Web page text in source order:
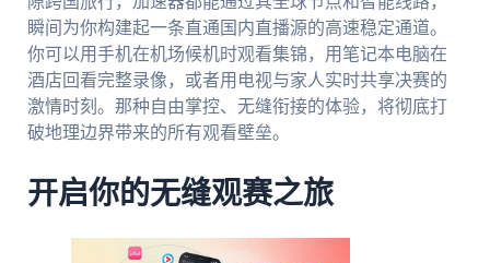
瞬间为你构建起一条直通国内直播源的高速稳定通道。
你可以用手机在机场候机时观看集锦，用笔记本电脑在
酒店回看完整录像，或者用电视与家人实时共享决赛的
激情时刻。那种自由掌控、无缝衔接的体验，将彻底打
破地理边界带来的所有观看壁垒。
开启你的无缝观赛之旅